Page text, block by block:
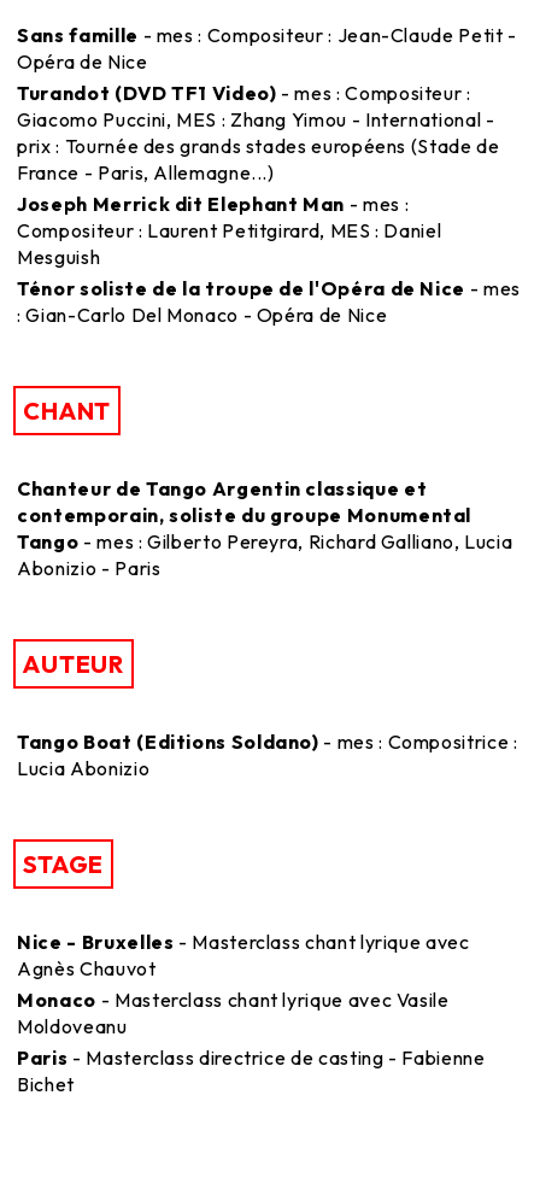
Sans famille - mes : Compositeur : Jean-Claude Petit -
Opéra de Nice
Turandot (DVD TF1 Video) - mes : Compositeur :
Giacomo Puccini, MES : Zhang Yimou - International -
prix : Tournée des grands stades européens (Stade de
France - Paris, Allemagne...)
Joseph Merrick dit Elephant Man - mes :
Compositeur : Laurent Petitgirard, MES : Daniel
Mesguish
Ténor soliste de la troupe de l'Opéra de Nice - mes
: Gian-Carlo Del Monaco - Opéra de Nice
CHANT
Chanteur de Tango Argentin classique et
contemporain, soliste du groupe Monumental
Tango - mes : Gilberto Pereyra, Richard Galliano, Lucia
Abonizio - Paris
AUTEUR
Tango Boat (Editions Soldano) - mes : Compositrice :
Lucia Abonizio
STAGE
Nice - Bruxelles - Masterclass chant lyrique avec
Agnès Chauvot
Monaco - Masterclass chant lyrique avec Vasile
Moldoveanu
Paris - Masterclass directrice de casting - Fabienne
Bichet